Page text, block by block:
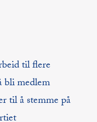
til flere
bli medlem
til å stemme på